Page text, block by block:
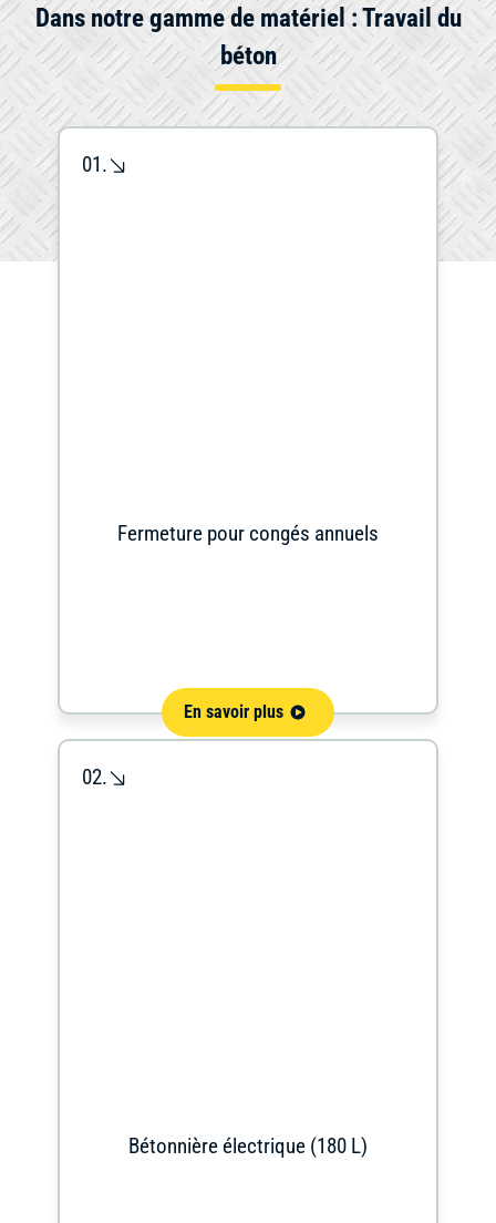
Mini-
Outils
Dans notre gamme de matériel : Travail du
béton
01.
Fermeture pour congés annuels
En savoir plus
02.
Bétonnière électrique (180 L)